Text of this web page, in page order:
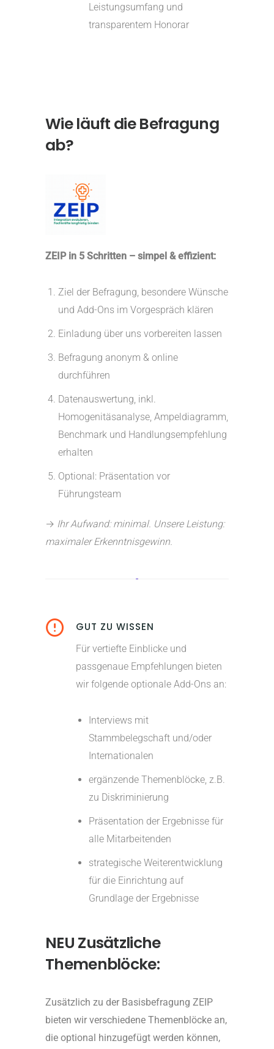
Leistungsumfang und
transparentem Honorar
Wie läuft die Befragung
ab?
ZEIP in 5 Schritten – simpel & effizient:
Ziel der Befragung, besondere Wünsche
und Add-Ons im Vorgespräch klären
Einladung über uns vorbereiten lassen
Befragung anonym & online
durchführen
Datenauswertung, inkl.
Homogenitäsanalyse, Ampeldiagramm,
Benchmark und Handlungsempfehlung
erhalten
Optional: Präsentation vor
Führungsteam
→ Ihr Aufwand: minimal. Unsere Leistung:
maximaler Erkenntnisgewinn.
GUT ZU WISSEN
Für vertiefte Einblicke und
passgenaue Empfehlungen bieten
wir folgende optionale Add-Ons an:
Interviews mit
Stammbelegschaft und/oder
Internationalen
ergänzende Themenblöcke, z.B.
zu Diskriminierung
Präsentation der Ergebnisse für
alle Mitarbeitenden
strategische Weiterentwicklung
für die Einrichtung auf
Grundlage der Ergebnisse
NEU Zusätzliche
Themenblöcke:
Zusätzlich zu der Basisbefragung ZEIP
bieten wir verschiedene Themenblöcke an,
die optional hinzugefügt werden können,